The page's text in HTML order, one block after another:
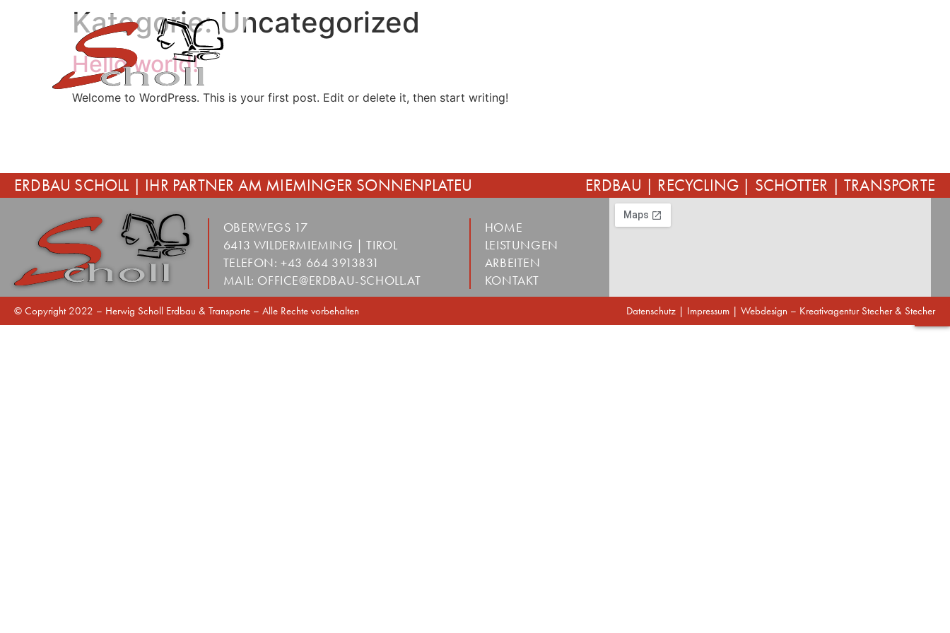
Kategorie:Uncategorized
Hello world!
Welcome to WordPress. This is your first post. Edit or delete it, then start writing!
ERDBAU SCHOLL | IHR PARTNER AM MIEMINGER SONNENPLATEU ERDBAU | RECYCLING | SCHOTTER | TRANSPORTE
OBERWEGS 17
6413 WILDERMIEMING | TIROL
TELEFON:+43 664 3913831
MAIL: OFFICE@ERDBAU-SCHOLL.AT
HOME
LEISTUNGEN
ARBEITEN
KONTAKT
© Copyright 2022 – Herwig Scholl Erdbau & Transporte – Alle Rechte vorbehalten Datenschutz | Impressum | Webdesign – Kreativagentur Stecher & Stecher